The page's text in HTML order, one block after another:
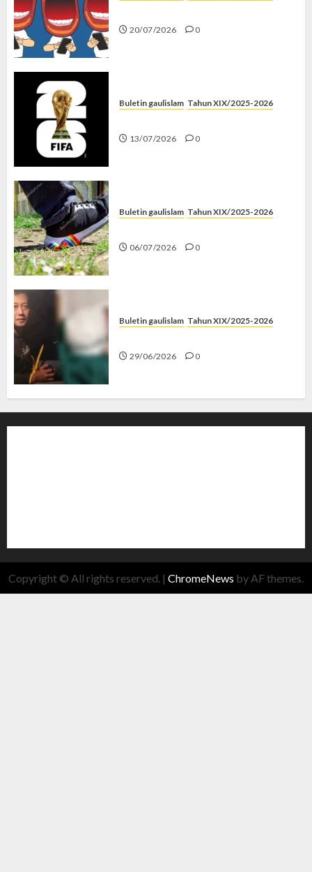
20/07/2026 0
Buletin gaulislam Tahun XIX/2025-2026
13/07/2026 0
Buletin gaulislam Tahun XIX/2025-2026
06/07/2026 0
Buletin gaulislam Tahun XIX/2025-2026
29/06/2026 0
Copyright © All rights reserved. | ChromeNews by AF themes.